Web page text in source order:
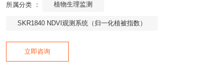
所属分类 ： 植物生理监测
SKR1840 NDVI观测系统（归一化植被指数）
立即咨询